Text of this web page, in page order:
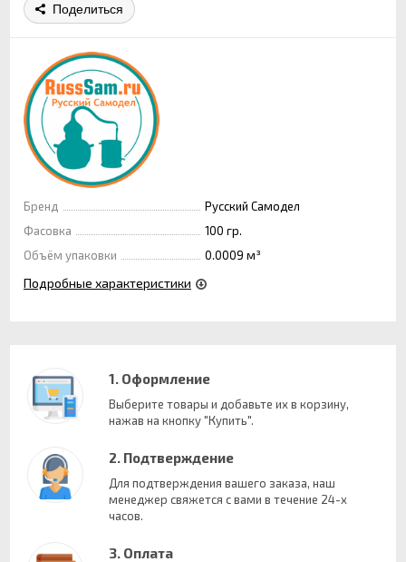
Поделиться
Бренд
Русский Самодел
Фасовка
100 гр.
Объём упаковки
0.0009 м³
Подробные характеристики
1. Оформление
Выберите товары и добавьте их в корзину,
нажав на кнопку "Купить".
2. Подтверждение
Для подтверждения вашего заказа, наш
менеджер свяжется с вами в течение 24-х
часов.
3. Оплата